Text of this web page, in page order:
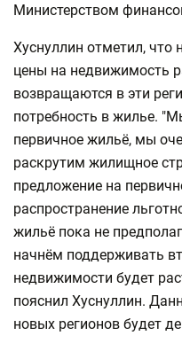
Министерством
Хуснуллин отметил, что
цены на недвижимость
возвращаются в эти
потребность в жилье.
первичное жильё, мы
раскрутим жилищное
предложение на
распространение
жильё пока не
начнём поддерживать
недвижимости будет
пояснил Хуснуллин.
новых регионов будет